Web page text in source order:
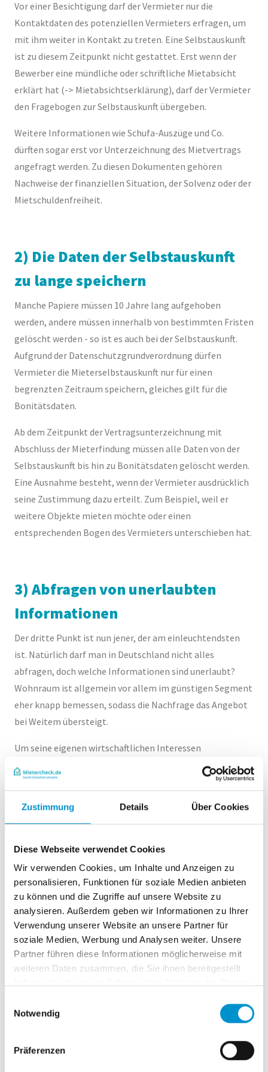
Zustimmung Details Über Cookies
Diese Webseite verwendet Cookies
Wir verwenden Cookies, um Inhalte und Anzeigen zu
personalisieren, Funktionen für soziale Medien anbieten
zu können und die Zugriffe auf unsere Website zu
analysieren. Außerdem geben wir Informationen zu Ihrer
Verwendung unserer Website an unsere Partner für
soziale Medien, Werbung und Analysen weiter. Unsere
Partner führen diese Informationen möglicherweise mit
weiteren Daten zusammen, die Sie ihnen bereitgestellt
Notwendig
Präferenzen
Vor einer Besichtigung darf der Vermieter nur die
Kontaktdaten des potenziellen Vermieters erfragen, um
mit ihm weiter in Kontakt zu treten. Eine Selbstauskunft
ist zu diesem Zeitpunkt nicht gestattet. Erst wenn der
Bewerber eine mündliche oder schriftliche Mietabsicht
erklärt hat (-> Mietabsichtserklärung), darf der Vermieter
den Fragebogen zur Selbstauskunft übergeben.
Weitere Informationen wie Schufa-Auszüge und Co.
dürften sogar erst vor Unterzeichnung des Mietvertrags
angefragt werden. Zu diesen Dokumenten gehören
Nachweise der finanziellen Situation, der Solvenz oder der
Mietschuldenfreiheit.
2) Die Daten der Selbstauskunft
zu lange speichern
Manche Papiere müssen 10 Jahre lang aufgehoben
werden, andere müssen innerhalb von bestimmten Fristen
gelöscht werden - so ist es auch bei der Selbstauskunft.
Aufgrund der Datenschutzgrundverordnung dürfen
Vermieter die Mieterselbstauskunft nur für einen
begrenzten Zeitraum speichern, gleiches gilt für die
Bonitätsdaten.
Ab dem Zeitpunkt der Vertragsunterzeichnung mit
Abschluss der Mieterfindung müssen alle Daten von der
Selbstauskunft bis hin zu Bonitätsdaten gelöscht werden.
Eine Ausnahme besteht, wenn der Vermieter ausdrücklich
seine Zustimmung dazu erteilt. Zum Beispiel, weil er
weitere Objekte mieten möchte oder einen
entsprechenden Bogen des Vermieters unterschieben hat.
3) Abfragen von unerlaubten
Informationen
Der dritte Punkt ist nun jener, der am einleuchtendsten
ist. Natürlich darf man in Deutschland nicht alles
abfragen, doch welche Informationen sind unerlaubt?
Wohnraum ist allgemein vor allem im günstigen Segment
eher knapp bemessen, sodass die Nachfrage das Angebot
bei Weitem übersteigt.
Um seine eigenen wirtschaftlichen Interessen
abzusichern, kann der Vermieter einiges an Informationen
legal einholen. Neben einer Mieterselbstauskunft gibt es
Arbeitgebers, Auskünfte der Hausbank und so einiges
besteht kein Rechtsanspruch auf diese Informationen.
Natürlich würde man solchen potenziellen Mietern,
welche die Auskünfte verweigern, potenziell keinen
Mietvertrag geben
Die Praxis zeigt jedoch, dass kein Interessent den Wunsch
des Vermieters über Informationen ablehnen sollte, weil
er dann mit größter Wahrscheinlichkeit bei der Wahl des
infrage kommenden Mieters nicht berücksichtigt wird.
Manche Fragen dürfen aber auch von der Seite des
Fragen zur Nationalität oder ethnischen Zugehörigkeit,